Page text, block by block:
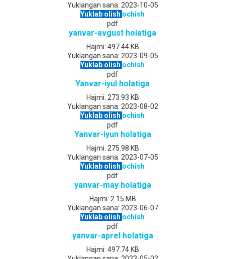
Yuklangan sana: 2023-10-05
Yuklab olish ochish
pdf
yanvar-avgust holatiga
Hajmi: 497.44 KB
Yuklangan sana: 2023-09-05
Yuklab olish ochish
pdf
Yanvar-iyul holatiga
Hajmi: 273.93 KB
Yuklangan sana: 2023-08-02
Yuklab olish ochish
pdf
Yanvar-iyun holatiga
Hajmi: 275.98 KB
Yuklangan sana: 2023-07-05
Yuklab olish ochish
pdf
yanvar-may holatiga
Hajmi: 2.15 MB
Yuklangan sana: 2023-06-07
Yuklab olish ochish
pdf
yanvar-aprel holatiga
Hajmi: 497.74 KB